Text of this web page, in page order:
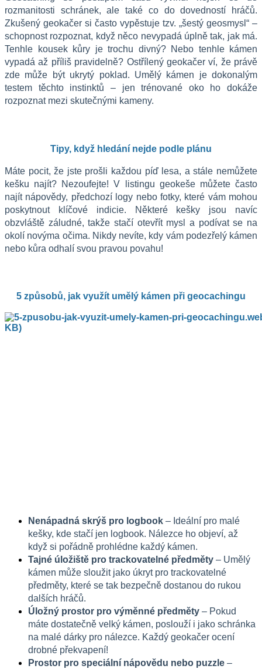
rozmanitosti schránek, ale také co do dovedností hráčů.
Zkušený geokačer si často vypěstuje tzv. „šestý geosmysl“ –
schopnost rozpoznat, když něco nevypadá úplně tak, jak má.
Tenhle kousek kůry je trochu divný? Nebo tenhle kámen
vypadá až příliš pravidelně? Ostřílený geokačer ví, že právě
zde může být ukrytý poklad. Umělý kámen je dokonalým
testem těchto instinktů – jen trénované oko ho dokáže
rozpoznat mezi skutečnými kameny.
Tipy, když hledání nejde podle plánu
Máte pocit, že jste prošli každou píď lesa, a stále nemůžete
kešku najít? Nezoufejte! V listingu geokeše můžete často
najít nápovědy, předchozí logy nebo fotky, které vám mohou
poskytnout klíčové indicie. Některé kešky jsou navíc
obzvláště záludné, takže stačí otevřít mysl a podívat se na
okolí novýma očima. Nikdy nevíte, kdy vám podezřelý kámen
nebo kůra odhalí svou pravou povahu!
5 způsobů, jak využít umělý kámen při geocachingu
Nenápadná skrýš pro logbook – Ideální pro malé
kešky, kde stačí jen logbook. Nálezce ho objeví, až
když si pořádně prohlédne každý kámen.
Tajné úložiště pro trackovatelné předměty – Umělý
kámen může sloužit jako úkryt pro trackovatelné
předměty, které se tak bezpečně dostanou do rukou
dalších hráčů.
Úložný prostor pro výměnné předměty – Pokud
máte dostatečně velký kámen, poslouží i jako schránka
na malé dárky pro nálezce. Každý geokačer ocení
drobné překvapení!
Prostor pro speciální nápovědu nebo puzzle –